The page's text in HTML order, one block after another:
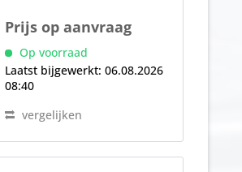
rechts, uitwisselbaar in de
fabriek tegen extra kosten
LED...
Prijs op aanvraag
Op voorraad
Laatst bijgewerkt: 06.08.2026
08:40
vergelijken